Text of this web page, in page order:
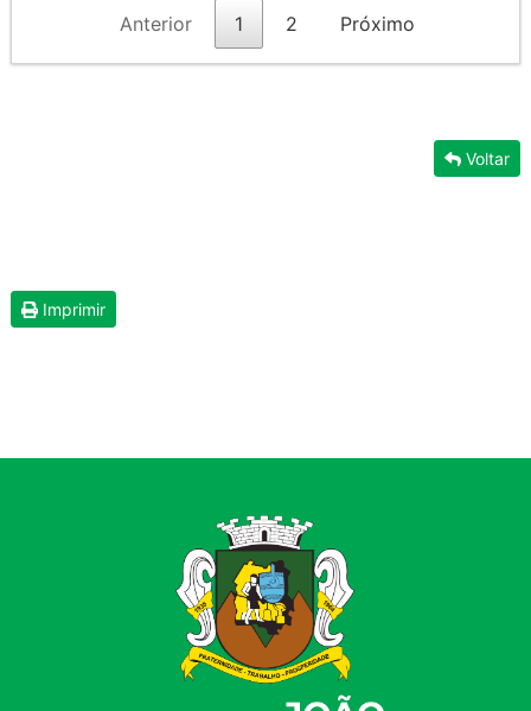
Anterior 1 2 Próximo
Voltar
Imprimir